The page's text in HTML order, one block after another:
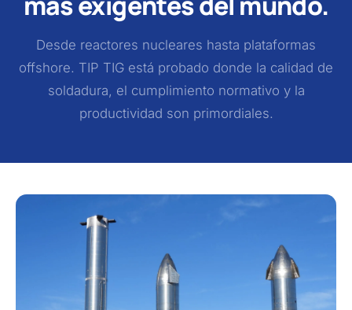
Desde reactores nucleares hasta plataformas
offshore. TIP TIG está probado donde la calidad de
soldadura, el cumplimiento normativo y la
productividad son primordiales.